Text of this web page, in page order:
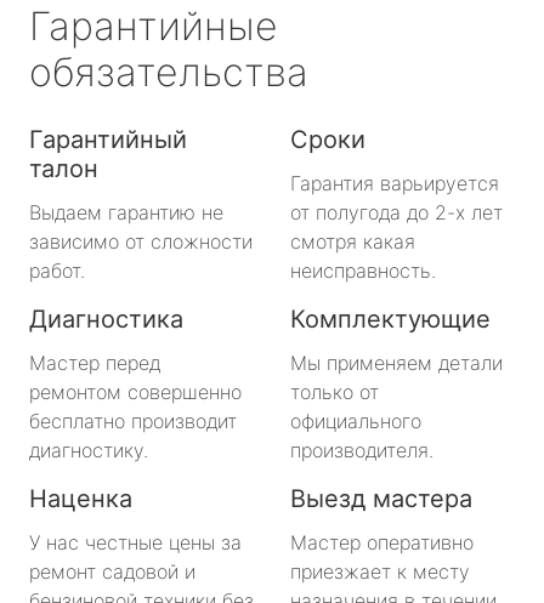
Гарантийные
обязательства
Гарантийный
талон
Выдаем гарантию не
зависимо от сложности
работ.
Сроки
Гарантия варьируется
от полугода до 2-х лет
смотря какая
неисправность.
Диагностика
Мастер перед
ремонтом совершенно
бесплатно производит
диагностику.
Комплектующие
Мы применяем детали
только от
официального
производителя.
Наценка
У нас честные цены за
ремонт садовой и
Выезд мастера
Мастер оперативно
приезжает к месту